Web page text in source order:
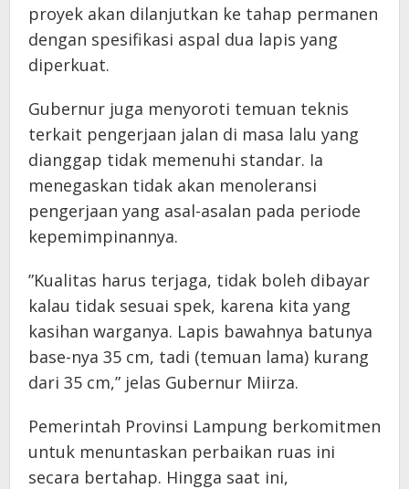
proyek akan dilanjutkan ke tahap permanen
dengan spesifikasi aspal dua lapis yang
diperkuat.
​Gubernur juga menyoroti temuan teknis
terkait pengerjaan jalan di masa lalu yang
dianggap tidak memenuhi standar. Ia
menegaskan tidak akan menoleransi
pengerjaan yang asal-asalan pada periode
kepemimpinannya.
​”Kualitas harus terjaga, tidak boleh dibayar
kalau tidak sesuai spek, karena kita yang
kasihan warganya. Lapis bawahnya batunya
base-nya 35 cm, tadi (temuan lama) kurang
dari 35 cm,” jelas Gubernur Miirza.
​Pemerintah Provinsi Lampung berkomitmen
untuk menuntaskan perbaikan ruas ini
secara bertahap. Hingga saat ini,